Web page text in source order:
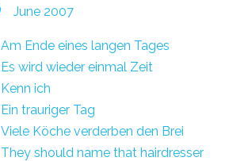
June 2007
Am Ende eines langen Tages
Es wird wieder einmal Zeit
Kenn ich
Ein trauriger Tag
Viele Köche verderben den Brei
They should name that hairdresser